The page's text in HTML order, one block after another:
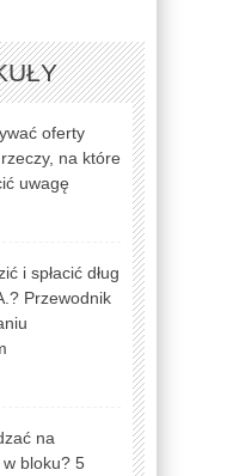
oferty
na które
uwagę
i spłacić dług
Przewodnik
na
bloku? 5